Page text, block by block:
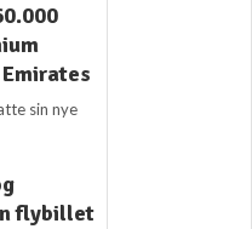
sin nye
flybillet